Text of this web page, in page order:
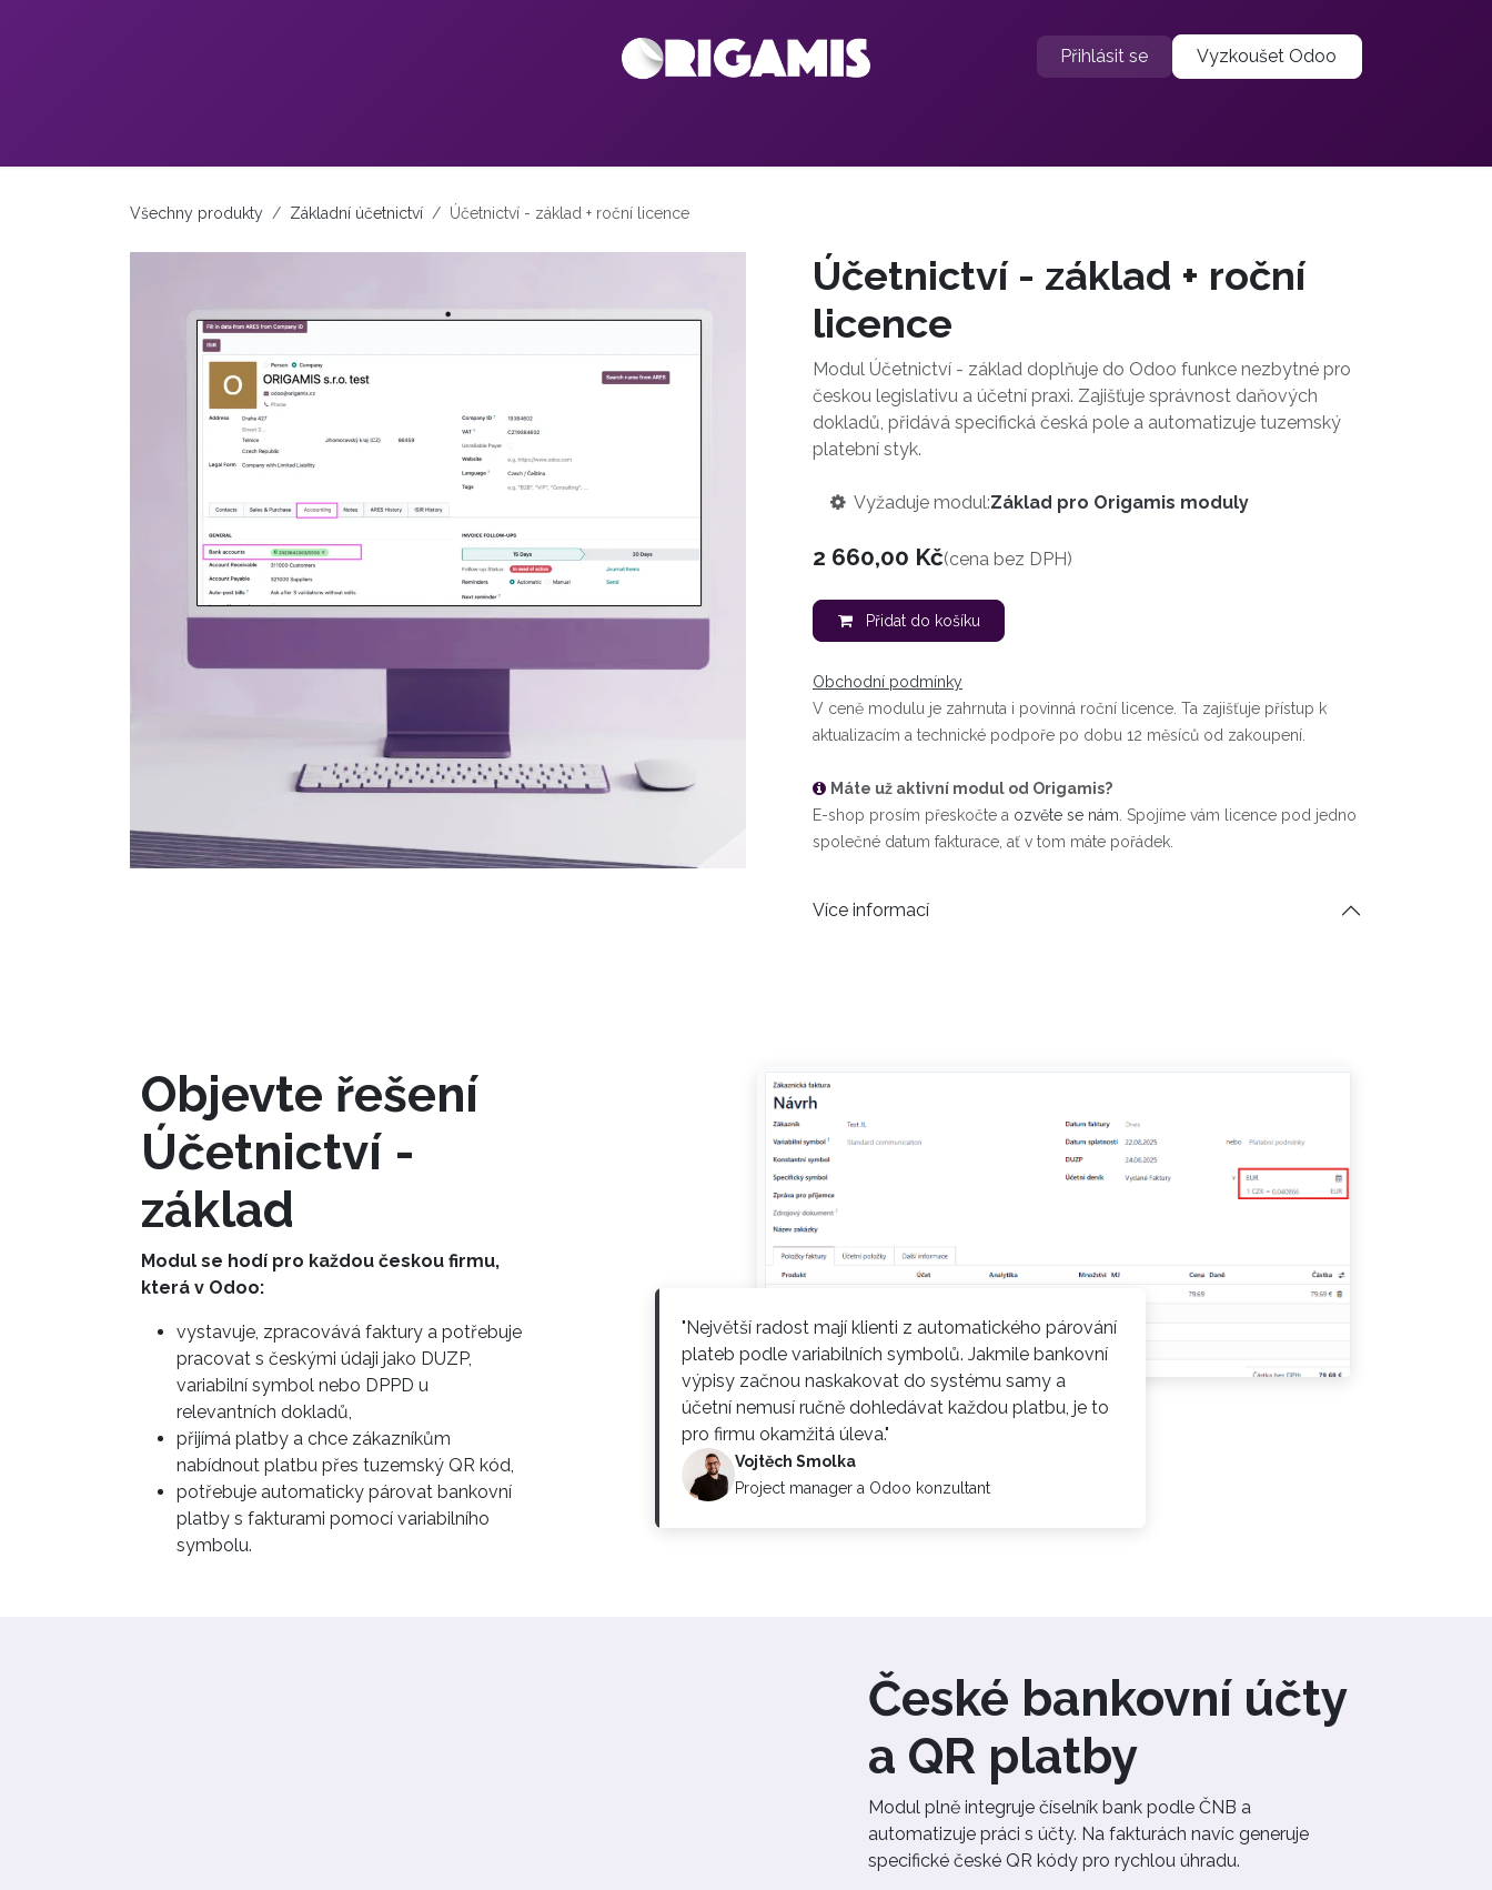
Přihlásit se Vyzkoušet Odoo
Všechny produkty Základní účetnictví Účetnictví - základ + roční licence
Účetnictví - základ + roční
licence
Modul Účetnictví - základ doplňuje do Odoo funkce nezbytné pro
českou legislativu a účetní praxi. Zajišťuje správnost daňových
dokladů, přidává specifická česká pole a automatizuje tuzemský
platební styk.
Vyžaduje modul:Základ pro Origamis moduly
2 660,00 Kč(cena bez DPH)
Přidat do košíku
Obchodní podmínky
V ceně modulu je zahrnuta i povinná roční licence. Ta zajišťuje přístup k
aktualizacím a technické podpoře po dobu 12 měsíců od zakoupení.
Máte už aktivní modul od Origamis?
E-shop prosím přeskočte a ozvěte se nám . Spojíme vám licence pod jedno
společné datum fakturace, ať v tom máte pořádek.
Více informací
Objevte řešení
Účetnictví -
základ
Modul se hodí pro každou českou firmu,
která v Odoo:
vystavuje, zpracovává faktury a potřebuje
pracovat s českými údaji jako DUZP,
variabilní symbol nebo DPPD u
relevantních dokladů,
přijímá platby a chce zákazníkům
nabídnout platbu přes tuzemský QR kód,
potřebuje automaticky párovat bankovní
platby s fakturami pomocí variabilního
symbolu.
"Největší radost mají klienti z automatického párování
plateb podle variabilních symbolů. Jakmile bankovní
výpisy začnou naskakovat do systému samy a
účetní nemusí ručně dohledávat každou platbu, je to
pro firmu okamžitá úleva."
Vojtěch Smolka
Project manager a Odoo konzultant
České bankovní účty
a QR platby
Modul plně integruje číselník bank podle ČNB a
automatizuje práci s účty. Na fakturách navíc generuje
specifické české QR kódy pro rychlou úhradu.